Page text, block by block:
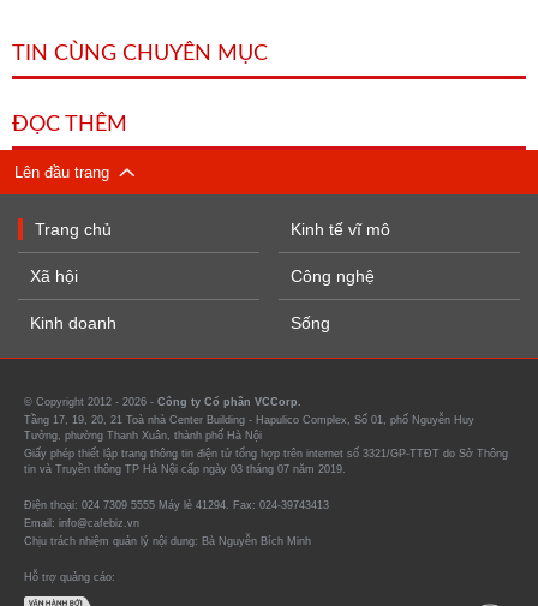
TIN CÙNG CHUYÊN MỤC
ĐỌC THÊM
Lên đầu trang
Trang chủ
Xã hội
Kinh doanh
Kinh tế vĩ mô
Công nghệ
Sống
© Copyright 2012 - 2026 - Công ty Cổ phần VCCorp.
Tầng 17, 19, 20, 21 Toà nhà Center Building - Hapulico Complex, Số 01, phố Nguyễn Huy
Tưởng, phường Thanh Xuân, thành phố Hà Nội
Giấy phép thiết lập trang thông tin điện tử tổng hợp trên internet số 3321/GP-TTĐT do Sở Thông
tin và Truyền thông TP Hà Nội cấp ngày 03 tháng 07 năm 2019.
Điện thoại: 024 7309 5555 Máy lẻ 41294. Fax: 024-39743413
Email: info@cafebiz.vn
Chịu trách nhiệm quản lý nội dung: Bà Nguyễn Bích Minh
Hỗ trợ quảng cáo: